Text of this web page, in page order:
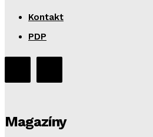
Kontakt
PDP
Magazíny